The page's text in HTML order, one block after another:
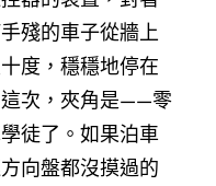
殘的車子從牆上
度，穩穩地停在
這次，夾角是——零
徒了。如果泊車
向盤都沒摸過的